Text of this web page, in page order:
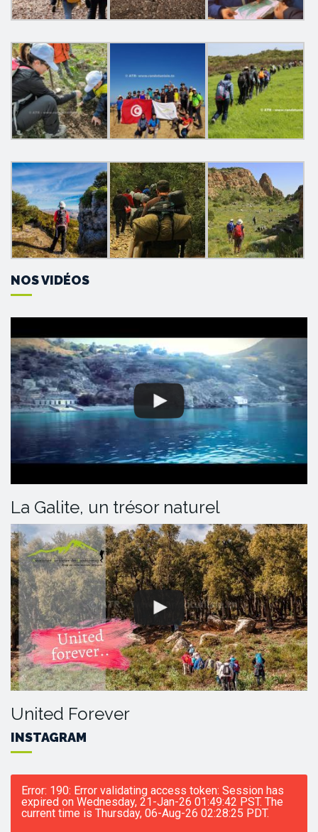
NOS VIDÉOS
La Galite, un trésor naturel
United Forever
INSTAGRAM
Error: 190: Error validating access token: Session has
expired on Wednesday, 21-Jan-26 01:49:42 PST. The
current time is Thursday, 06-Aug-26 02:28:25 PDT.